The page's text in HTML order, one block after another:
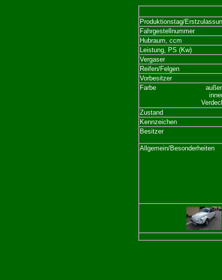
Produktionstag/
Fahrgestellnummer
Hubraum, ccm
Leistung, PS (Kw)
Vergaser
Reifen/Felgen
Vorbesitzer
Farbe
Zustand
Kennzeichen
Besitzer
Allgemein/Besonderheiten